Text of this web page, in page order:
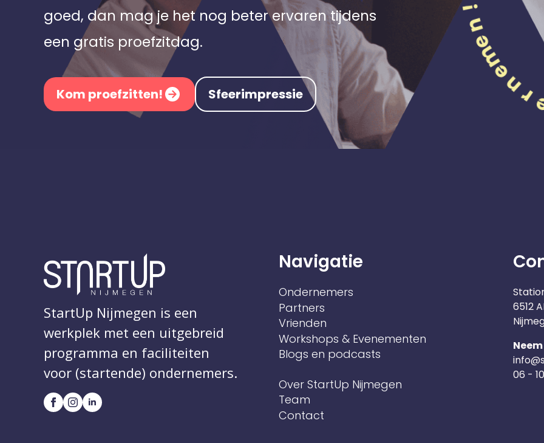
goed, dan mag je het nog beter ervaren tijdens
een gratis proefzitdag.
Kom proefzitten! Sfeerimpressie
StartUp Nijmegen is een
werkplek met een uitgebreid
programma en faciliteiten
voor (startende) ondernemers.
Navigatie
Ondernemers
Partners
Vrienden
Workshops & Evenementen
Blogs en podcasts
Over StartUp Nijmegen
Team
Contact
6512
06 -